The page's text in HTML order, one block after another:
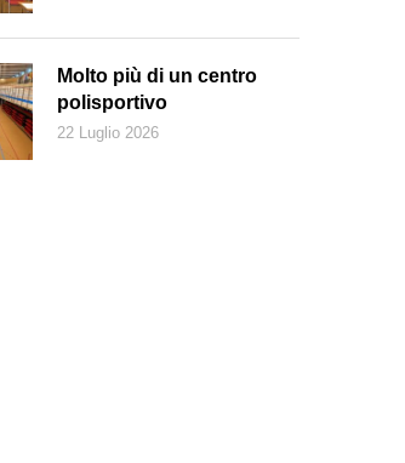
Molto più di un centro
polisportivo
22 Luglio 2026